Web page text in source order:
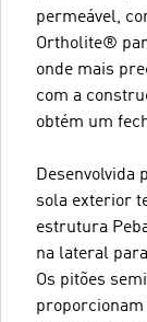
permeável,
Ortholite®
onde mais
com a
obtém um
Desenvolvida
sola exterior
estrutura
na lateral
Os pitões
proporcionam